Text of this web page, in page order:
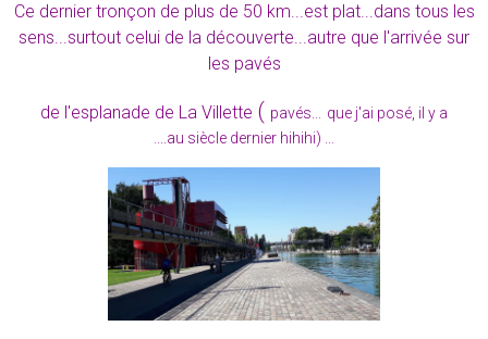
Ce dernier tronçon de plus de 50 km...est plat...dans tous les
sens...surtout celui de la découverte...autre que l'arrivée sur
les pavés
de l'esplanade de La Villette ( pavés...
que j'ai posé, il y a
....au siècle dernier hihihi) ...